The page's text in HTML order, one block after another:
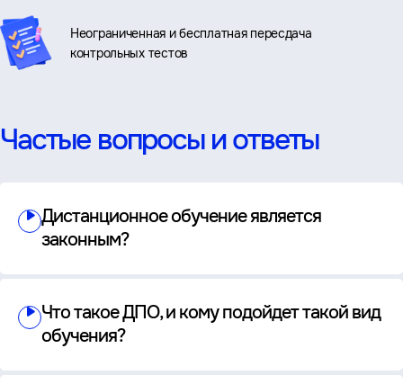
Неограниченная и бесплатная пересдача
контрольных тестов
Частые вопросы и ответы
Дистанционное обучение является
законным?
Что такое ДПО, и кому подойдет такой вид
обучения?